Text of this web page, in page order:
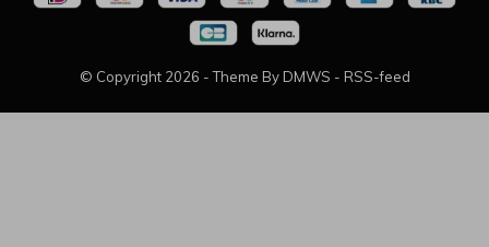
© Copyright 2026 - Theme By DMWS - RSS-feed